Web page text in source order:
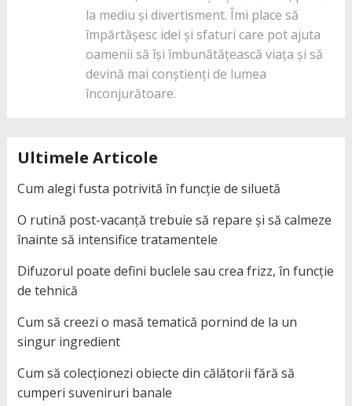
la mediu și divertisment. Îmi place să
împărtășesc idei și sfaturi care pot ajuta
oamenii să își îmbunătățească viața și să
devină mai conștienți de lumea
înconjurătoare.
Ultimele Articole
Cum alegi fusta potrivită în funcție de siluetă
O rutină post-vacanță trebuie să repare și să calmeze
înainte să intensifice tratamentele
Difuzorul poate defini buclele sau crea frizz, în funcție
de tehnică
Cum să creezi o masă tematică pornind de la un
singur ingredient
Cum să colecționezi obiecte din călătorii fără să
cumperi suveniruri banale